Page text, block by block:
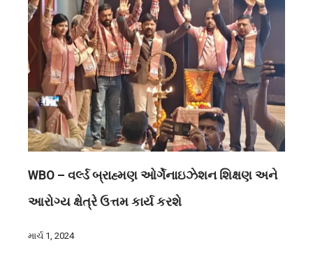
WBO – વર્લ્ડ બ્રાહ્મણ ઓર્ગેનાઇઝેશન શિક્ષણ અને
આરોગ્ય ક્ષેત્રે ઉત્તમ કાર્ય કરશે
માર્ચ 1, 2024